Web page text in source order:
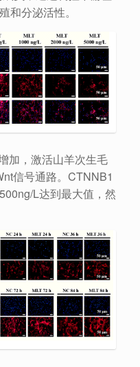
和分泌活性。
加，激活山羊次生毛
信号通路。CTNNB1
L达到最大值，然